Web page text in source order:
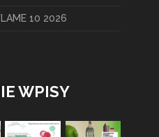
10 2026
WPISY